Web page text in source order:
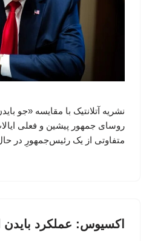
نشریه آتلانتیک با مقایسه «جو
روسای جمهور پیشین و فعلی
متفاوتی از یک رئیس‌جمهورِ در
اکسیوس: عملکرد بایدن